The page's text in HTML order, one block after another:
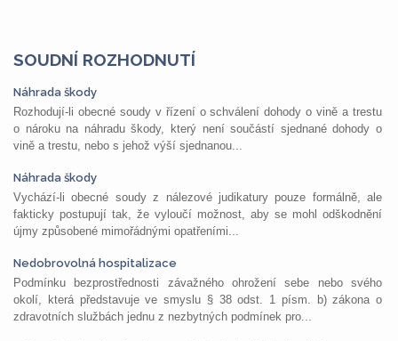
SOUDNÍ ROZHODNUTÍ
Náhrada škody
Rozhodují-li obecné soudy v řízení o schválení dohody o vině a trestu
o nároku na náhradu škody, který není součástí sjednané dohody o
vině a trestu, nebo s jehož výší sjednanou...
Náhrada škody
Vychází-li obecné soudy z nálezové judikatury pouze formálně, ale
fakticky postupují tak, že vyloučí možnost, aby se mohl odškodnění
újmy způsobené mimořádnými opatřeními...
Nedobrovolná hospitalizace
Podmínku bezprostřednosti závažného ohrožení sebe nebo svého
okolí, která představuje ve smyslu § 38 odst. 1 písm. b) zákona o
zdravotních službách jednu z nezbytných podmínek pro...